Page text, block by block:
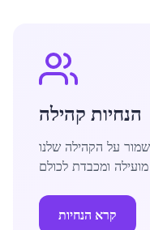
הנחיות קהילה
על הקהילה שלנו
מועילה ומכבדת לכולם
קרא הנחיות